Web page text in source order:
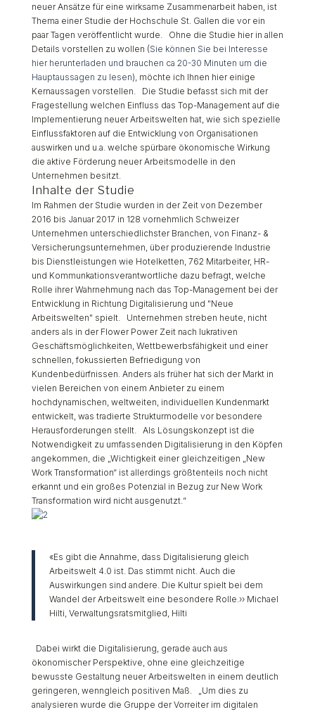
neuer Ansätze für eine wirksame Zusammenarbeit haben, ist
Thema einer Studie der Hochschule St. Gallen die vor ein
paar Tagen veröffentlicht wurde. Ohne die Studie hier in allen
Details vorstellen zu wollen (Sie können Sie bei Interesse
hier herunterladen und brauchen ca 20-30 Minuten um die
Hauptaussagen zu lesen), möchte ich Ihnen hier einige
Kernaussagen vorstellen. Die Studie befasst sich mit der
Fragestellung welchen Einfluss das Top-Management auf die
Implementierung neuer Arbeitswelten hat, wie sich spezielle
Einflussfaktoren auf die Entwicklung von Organisationen
auswirken und u.a. welche spürbare ökonomische Wirkung
die aktive Förderung neuer Arbeitsmodelle in den
Unternehmen besitzt.
Inhalte der Studie
Im Rahmen der Studie wurden in der Zeit von Dezember
2016 bis Januar 2017 in 128 vornehmlich Schweizer
Unternehmen unterschiedlichster Branchen, von Finanz- &
Versicherungsunternehmen, über produzierende Industrie
bis Dienstleistungen wie Hotelketten, 762 Mitarbeiter, HR-
und Kommunkationsverantwortliche dazu befragt, welche
Rolle ihrer Wahrnehmung nach das Top-Management bei der
Entwicklung in Richtung Digitalisierung und "Neue
Arbeitswelten" spielt. Unternehmen streben heute, nicht
anders als in der Flower Power Zeit nach lukrativen
Geschäftsmöglichkeiten, Wettbewerbsfähigkeit und einer
schnellen, fokussierten Befriedigung von
Kundenbedürfnissen. Anders als früher hat sich der Markt in
vielen Bereichen von einem Anbieter zu einem
hochdynamischen, weltweiten, individuellen Kundenmarkt
entwickelt, was tradierte Strukturmodelle vor besondere
Herausforderungen stellt. Als Lösungskonzept ist die
Notwendigkeit zu umfassenden Digitalisierung in den Köpfen
angekommen, die „Wichtigkeit einer gleichzeitigen „New
Work Transformation“ ist allerdings größtenteils noch nicht
erkannt und ein großes Potenzial in Bezug zur New Work
Transformation wird nicht ausgenutzt. “
«Es gibt die Annahme, dass Digitalisierung gleich
Arbeitswelt 4.0 ist. Das stimmt nicht. Auch die
Auswirkungen sind andere. Die Kultur spielt bei dem
Wandel der Arbeitswelt eine besondere Rolle.›› Michael
Hilti, Verwaltungsratsmitglied, Hilti
Dabei wirkt die Digitalisierung, gerade auch aus
ökonomischer Perspektive, ohne eine gleichzeitige
bewusste Gestaltung neuer Arbeitswelten in einem deutlich
geringeren, wenngleich positiven Maß.
„Um dies zu
analysieren wurde die Gruppe der Vorreiter im digitalen